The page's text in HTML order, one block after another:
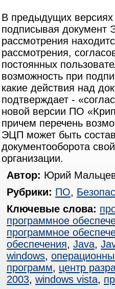
В предыдущих
подписывая документ
рассмотрения
рассмотрения,
постоянных
возможность при
какие действия над
подтверждает -
новой версии ПО
причем перечень
ЭЦП может быть
документооборота
организации.
Автор: Юрий
Рубрики: ПО,
Ключевые слова:
программное
программное
обеспечения, Java,
windows,
программ, центр
2003, windows vista,